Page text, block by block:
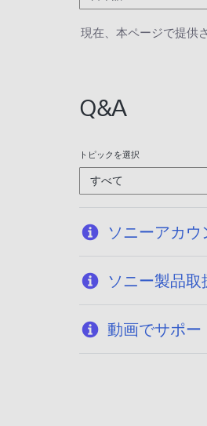
現在、本ページで提供
Q&A
トピックを選択
すべて
ソニーアカウ
ソニー製品
動画でサポー